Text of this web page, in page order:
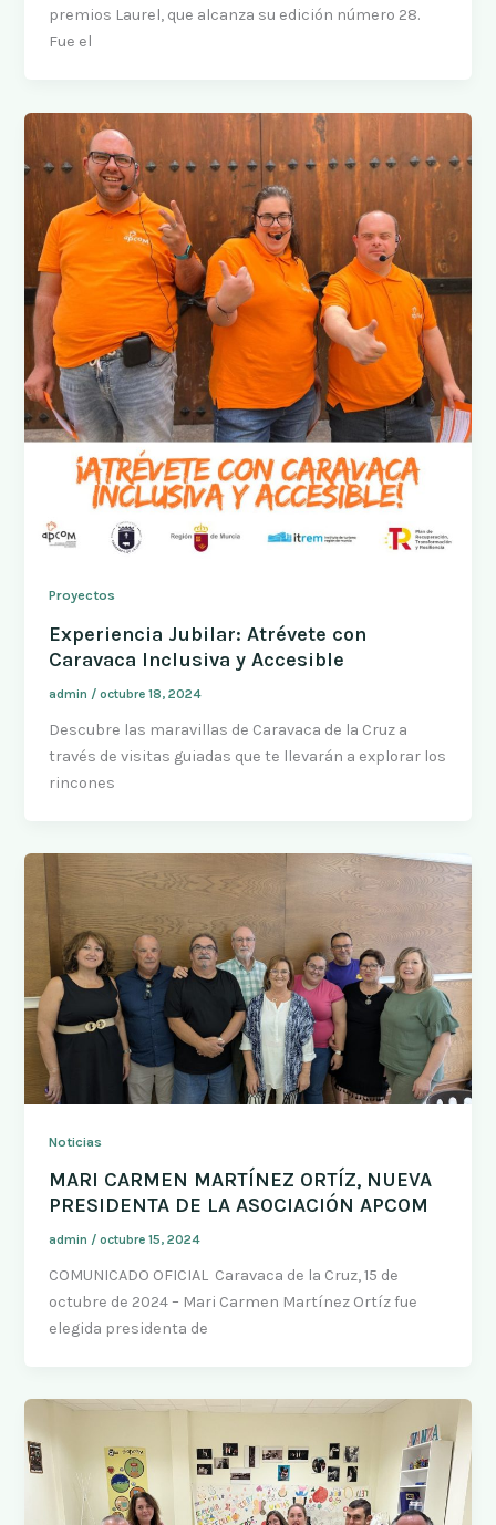
premios Laurel, que alcanza su edición número 28.
Fue el
Proyectos
Experiencia Jubilar: Atrévete con
Caravaca Inclusiva y Accesible
admin /octubre 18, 2024
Descubre las maravillas de Caravaca de la Cruz a
través de visitas guiadas que te llevarán a explorar los
rincones
Noticias
MARI CARMEN MARTÍNEZ ORTÍZ, NUEVA
PRESIDENTA DE LA ASOCIACIÓN APCOM
admin /octubre 15, 2024
COMUNICADO OFICIAL Caravaca de la Cruz, 15 de
octubre de 2024 – Mari Carmen Martínez Ortíz fue
elegida presidenta de